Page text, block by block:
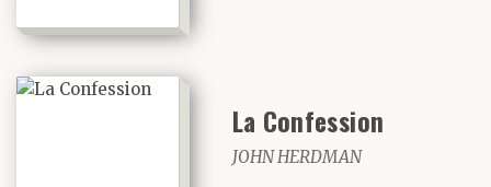
Le lion avait juste les
yeux sur rien du tout,
comme papa ce jour-là
avec le cerf‑volant.
La Confession
JOHN HERDMAN